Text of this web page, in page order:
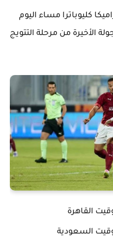
كليوباترا مساء اليوم
الأخيرة من مرحلة التتويج